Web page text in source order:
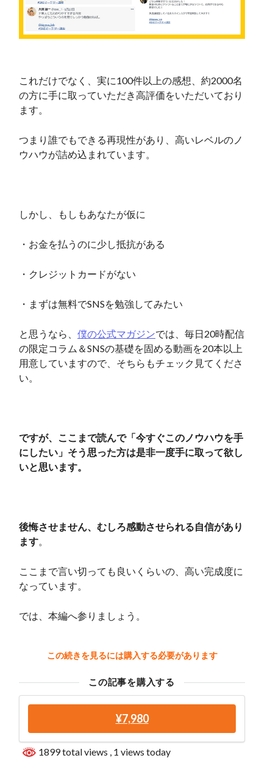
これだけでなく、実に100件以上の感想、約2000名
の方に手に取っていただき高評価をいただいており
ます。
つまり誰でもできる再現性があり、高いレベルのノ
ウハウが詰め込まれています。
しかし、もしもあなたが仮に
・お金を払うのに少し抵抗がある
・クレジットカードがない
・まずは無料でSNSを勉強してみたい
と思うなら、 僕の公式マガジンでは、毎日20時配信
の限定コラム＆SNSの基礎を固める動画を20本以上
用意していますので、そちらもチェック見てくださ
い。
ですが、ここまで読んで「今すぐこのノウハウを手
にしたい」そう思った方は是非一度手に取って欲し
いと思います。
後悔させません、むしろ感動させられる自信があり
ます。
ここまで言い切っても良いくらいの、高い完成度に
なっています。
では、本編へ参りましょう。
この続きを見るには購入する必要があります
この記事を購入する
¥7,980
1899 total views , 1 views today